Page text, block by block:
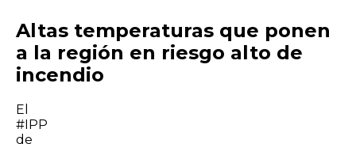
Altas temperaturas que ponen
a la región en riesgo alto de
incendio
El
#IPP
de